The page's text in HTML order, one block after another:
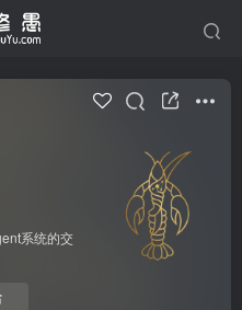
系统的交